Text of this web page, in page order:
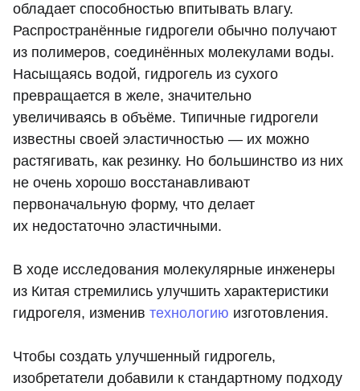
обладает способностью впитывать влагу.
Распространённые гидрогели обычно получают
из полимеров, соединённых молекулами воды.
Насыщаясь водой, гидрогель из сухого
превращается в желе, значительно
увеличиваясь в объёме. Типичные гидрогели
известны своей эластичностью — их можно
растягивать, как резинку. Но большинство из них
не очень хорошо восстанавливают
первоначальную форму, что делает
их недостаточно эластичными.
В ходе исследования молекулярные инженеры
из Китая стремились улучшить характеристики
гидрогеля, изменив технологию изготовления.
Чтобы создать улучшенный гидрогель,
изобретатели добавили к стандартному подходу